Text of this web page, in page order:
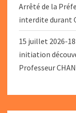
Arrêté de la
interdite durant
15 juillet 2026-
initiation
Professeur